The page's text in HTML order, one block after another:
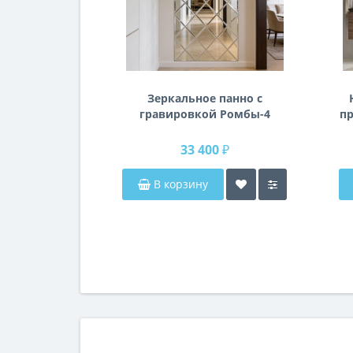
Зеркальное панно с
гравировкой Ромбы-4
33 400 ₽
В корзину